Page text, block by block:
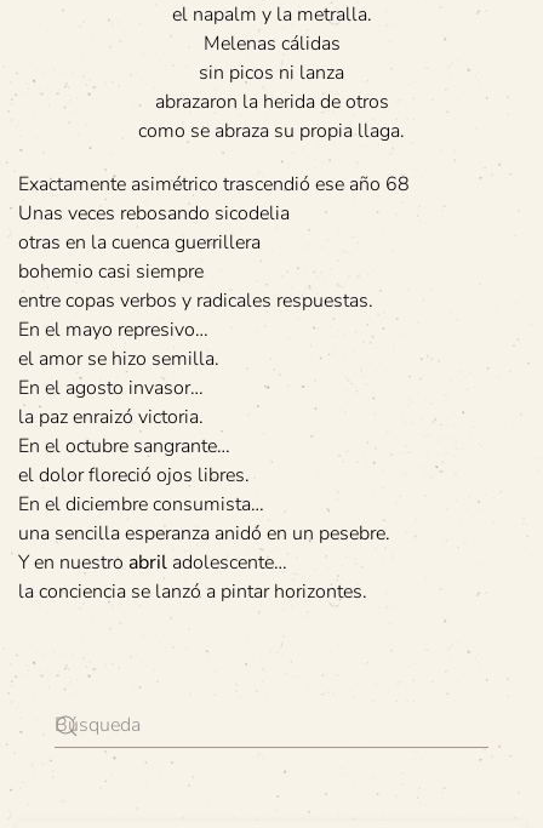
el napalm y la metralla.
Melenas cálidas
sin picos ni lanza
abrazaron la herida de otros
como se abraza su propia llaga.
Exactamente asimétrico trascendió ese año 68
Unas veces rebosando sicodelia
otras en la cuenca guerrillera
bohemio casi siempre
entre copas verbos y radicales respuestas.
En el mayo represivo…
el amor se hizo semilla.
En el agosto invasor…
la paz enraizó victoria.
En el octubre sangrante…
el dolor floreció ojos libres.
En el diciembre consumista…
una sencilla esperanza anidó en un pesebre.
Y en nuestro abril adolescente…
la conciencia se lanzó a pintar horizontes.